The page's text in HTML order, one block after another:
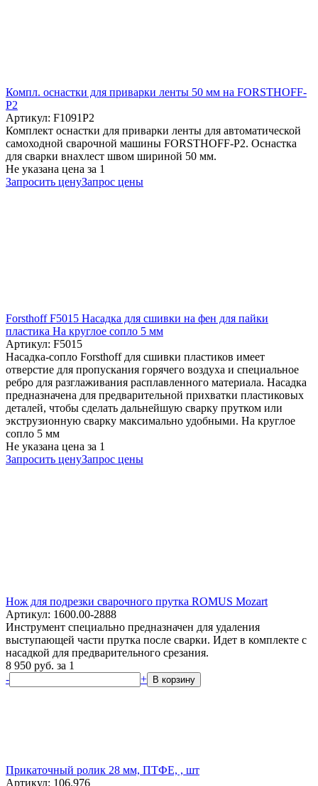
Компл. оснастки для приварки ленты 50 мм на FORSTHOFF-
P2
Артикул: F1091P2
Комплект оснастки для приварки ленты для автоматической
самоходной сварочной машины FORSTHOFF-P2. Оснастка
для сварки внахлест швом шириной 50 мм.
Не указана цена за 1
Запросить ценуЗапрос цены
Forsthoff F5015 Насадка для сшивки на фен для пайки
пластика На круглое сопло 5 мм
Артикул: F5015
Насадка-сопло Forsthoff для сшивки пластиков имеет
отверстие для пропускания горячего воздуха и специальное
ребро для разглаживания расплавленного материала. Насадка
предназначена для предварительной прихватки пластиковых
деталей, чтобы сделать дальнейшую сварку прутком или
экструзионную сварку максимально удобными. На круглое
сопло 5 мм
Не указана цена за 1
Запросить ценуЗапрос цены
Нож для подрезки сварочного прутка ROMUS Mozart
Артикул: 1600.00-2888
Инструмент специально предназначен для удаления
выступающей части прутка после сварки. Идет в комплекте с
насадкой для предварительного срезания.
8 950 руб. за 1
-
+ В корзину
Прикаточный ролик 28 мм, ПТФЕ, , шт
Артикул: 106.976